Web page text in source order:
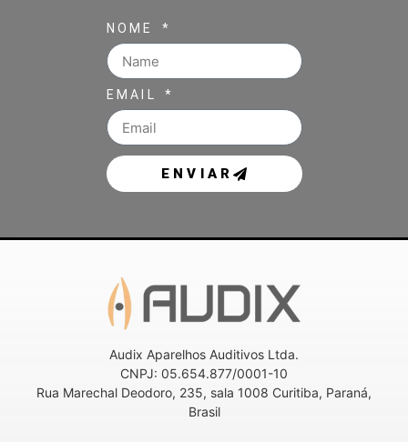
NOME
EMAIL
ENVIAR
Audix Aparelhos Auditivos Ltda.
CNPJ: 05.654.877/0001-10
Rua Marechal Deodoro, 235, sala 1008 Curitiba, Paraná,
Brasil